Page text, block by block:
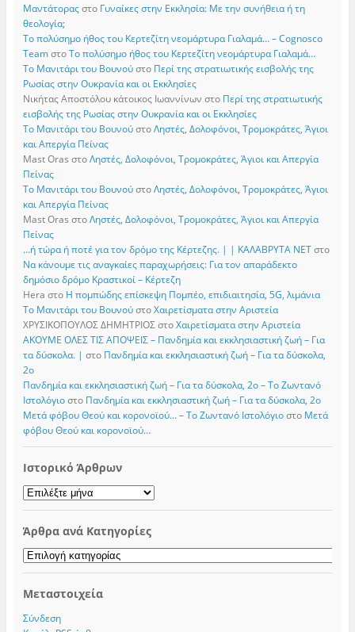
Μαντάτοραςστο Γυναίκες στην Εκκλησία: Με την συνήθεια ή τη
θεολογία;
Το πολύσημο ήθος του Κερτεζίτη νεομάρτυρα Γιαλαμά… – Cognosco
TeamστοΤο πολύσημο ήθος του Κερτεζίτη νεομάρτυρα Γιαλαμά…
Το Μανιτάρι του Βουνούστο Περί της στρατιωτικής εισβολής της
Ρωσίας στην Ουκρανία και οι Εκκλησίες
Νικήτας Αποστόλου κάτοικος Ιωαννίνων στο Περί της στρατιωτικής
εισβολής της Ρωσίας στην Ουκρανία και οι Εκκλησίες
Το Μανιτάρι του ΒουνούστοΛηστές, Δολοφόνοι, Τρομοκράτες, Άγιοι
και Απεργία Πείνας
Mast Oras στοΛηστές, Δολοφόνοι, Τρομοκράτες, Άγιοι και Απεργία
Πείνας
Το Μανιτάρι του ΒουνούστοΛηστές, Δολοφόνοι, Τρομοκράτες, Άγιοι
και Απεργία Πείνας
Mast Oras στοΛηστές, Δολοφόνοι, Τρομοκράτες, Άγιοι και Απεργία
Πείνας
…ή τώρα ή ποτέ για τον δρόμο της Κέρτεζης. | | ΚΑΛΑΒΡΥΤΑ ΝΕΤστο
Να κάνουμε τις αναγκαίες παραχωρήσεις: Για τον απαράδεκτο
δημόσιο δρόμο Κραστικοί – Κέρτεζη
Hera στο Η πομπώδης επίσκεψη Πομπέο, επιδιαιτησία, 5G, λιμάνια
Το Μανιτάρι του ΒουνούστοΧαιρετίσματα στην Αριστεία
ΧΡΥΣΙΚΟΠΟΥΛΟΣ ΔΗΜΗΤΡΙΟΣστοΧαιρετίσματα στην Αριστεία
ΑΚΟΥΜΕ ΟΛΕΣ ΤΙΣ ΑΠΟΨΕΙΣ – Πανδημία και εκκλησιαστική ζωή – Για
τα δύσκολα. | στο Πανδημία και εκκλησιαστική ζωή – Για τα δύσκολα,
2ο
Πανδημία και εκκλησιαστική ζωή – Για τα δύσκολα, 2ο – Το Zωντανό
Iστολόγιοστο Πανδημία και εκκλησιαστική ζωή – Για τα δύσκολα, 2ο
Μετά φόβου Θεού και κορονοϊού… – Το Zωντανό Iστολόγιοστο Μετά
φόβου Θεού και κορονοϊού…
Ιστορικό Άρθρων
Ιστορικό
Άρθρων
Άρθρα ανά Κατηγορίες
Άρθρα
ανά
Μεταστοιχεία
Σύνδεση